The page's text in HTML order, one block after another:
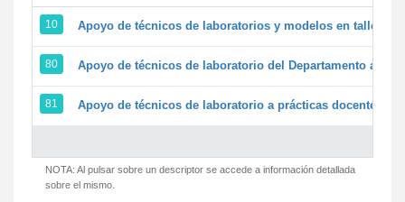
10 Apoyo de técnicos de laboratorios y modelos en
80 Apoyo de técnicos de laboratorio del Departamento a la
81 Apoyo de técnicos de laboratorio a prácticas docentes y
NOTA: Al pulsar sobre un descriptor se accede a información detallada
sobre el mismo.